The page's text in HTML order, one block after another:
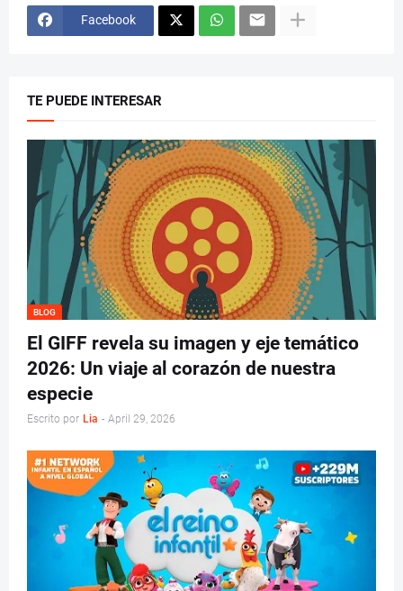
Facebook
TE PUEDE INTERESAR
BLOG
El GIFF revela su imagen y eje temático
2026: Un viaje al corazón de nuestra
especie
Escrito por Lia - April 29, 2026